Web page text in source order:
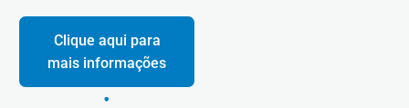
Clique aqui para
mais informações